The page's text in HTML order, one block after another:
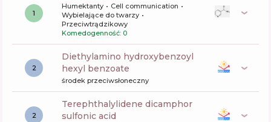
1
Humektanty
Cell communication
Wybielające do twarzy
Przeciwtrądzikowy
Komedogenność: 0
2
diethylamino hydroxybenzoyl
hexyl benzoate
środek przeciwsłoneczny
2
terephthalylidene dicamphor
sulfonic acid